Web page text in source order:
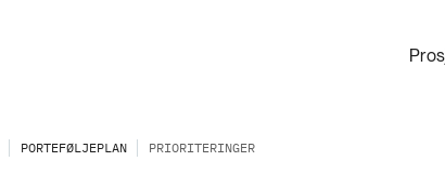
PORTEFØLJEPLAN PRIORITERINGER